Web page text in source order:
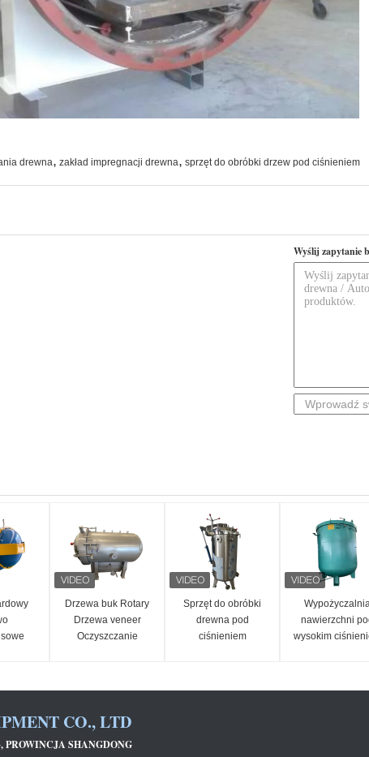
drewna, zakład impregnacji drewna, sprzęt do obróbki drzew pod ciśnieniem
Wyślij zapytanie
Drzewa buk Rotary
Drzewa veneer
Oczyszczanie
Sprzęt do obróbki
drewna pod
ciśnieniem
nawierzchni
wysokim
CO., LTD
SHANGDONG